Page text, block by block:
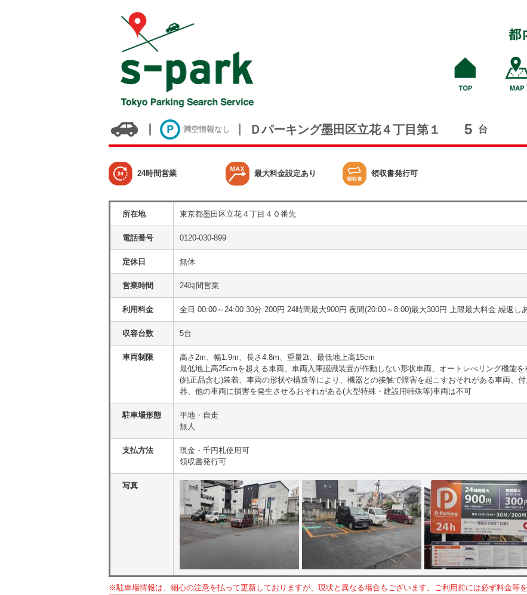
満空情報なし Ｄパーキング墨田区立花４丁目第１ 5 台
24時間営業 最大料金設定あり 領収書発行可
所在地 東京都墨田区立花４丁目４０番先
電話番号 0120-030-899
定休日 無休
営業時間 24時間営業
利用料金 全日 00:00～24:00 30分 200円 24時間最大900円 夜間(20:00～8:00)最大300円 上限最大料金 繰返し
収容台数 5台
車両制限
高さ2m、幅1.9m、長さ4.8m、重量2t、最低地上高15cm
最低地上高25cmを超える車両、車両入庫認識装置が作動しない形状車両、オートレべリング機能
(純正品含む)装着、車両の形状や構造等により、機器との接触で障害を起こすおそれがある車両、
器、他の車両に損害を発生させるおそれがある(大型特殊・建設用特殊等)車両は不可
駐車場形態
平地・自走
無人
支払方法
現金・千円札使用可
領収書発行可
写真
※駐車場情報は、細心の注意を払って更新しておりますが、現状と異なる場合もございます。ご利用前には必ず料金等を